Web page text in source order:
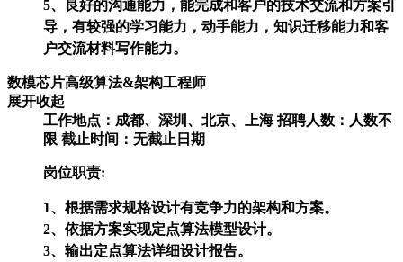
5、良好的沟通能力，能完成和客户的技术交流和方案引
导，有较强的学习能力，动手能力，知识迁移能力和客
户交流材料写作能力。
数模芯片高级算法&架构工程师
展开收起
工作地点：成都、深圳、北京、上海 招聘人数：人数不
限 截止时间：无截止日期
岗位职责:
1、根据需求规格设计有竞争力的架构和方案。
2、依据方案实现定点算法模型设计。
3、输出定点算法详细设计报告。